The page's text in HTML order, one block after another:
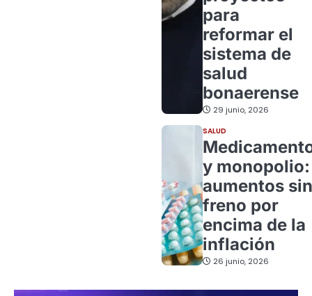
para
reformar el
sistema de
salud
bonaerense
29 junio, 2026
SALUD
y monopolio:
aumentos sin
freno por
encima de la
inflación
26 junio, 2026